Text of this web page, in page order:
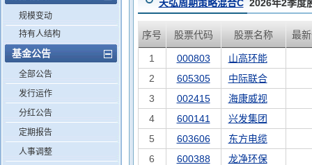
规模变动
持有人结构
基金公告
全部公告
发行运作
分红公告
定期报告
人事调整
天弘周期策略混合C2026年2季度
序号 股票代码 股票名称 最
1 000803
山高环能
2
605305
中际联合
3
002415
海康威视
4
600141
兴发集团
5
603606
东方电缆
6
600388
龙净环保